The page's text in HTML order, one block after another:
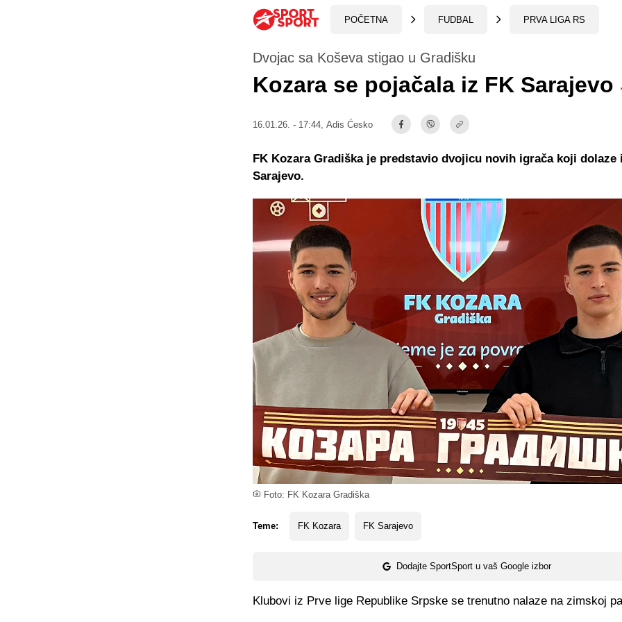
POČETNA FUDBAL PRVA LIGA RS
Foto: FK Kozara Gradiška
Dvojac sa Koševa stigao u Gradišku
Kozara se pojačala iz FK Sarajevo
16.01.26. - 17:44, Adis Ćesko
Teme: FK Kozara FK Sarajevo
Dodajte SportSport u vaš Google izbor
FK Kozara Gradiška je predstavio dvojicu novih igrača koji dolaze
Sarajevo.
Klubovi iz Prve lige Republike Srpske se trenutno nalaze na zimskoj